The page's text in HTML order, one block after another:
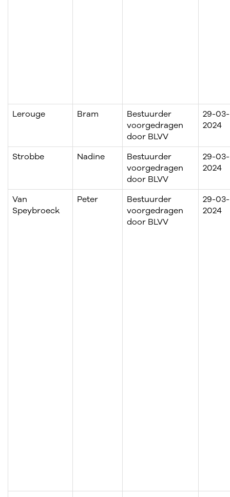
Lerouge Bram
Bestuurder
voorgedragen
door BLVV
29-03-
2024
Strobbe Nadine
Bestuurder
voorgedragen
door BLVV
29-03-
2024
Van
Speybroeck
Peter
Bestuurder
voorgedragen
door BLVV
29-03-
2024